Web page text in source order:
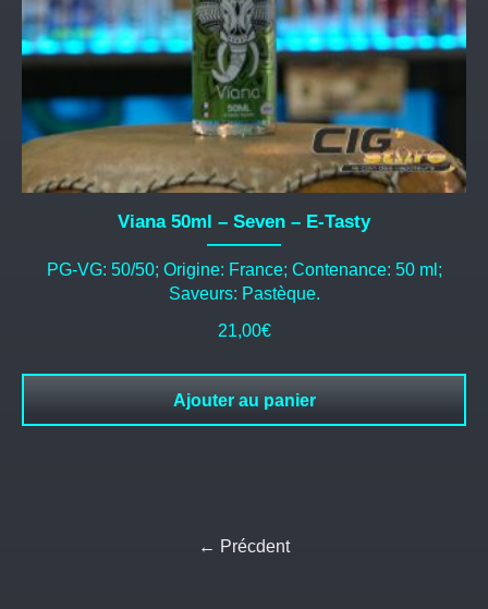
Viana 50ml – Seven – E-Tasty
PG-VG: 50/50; Origine: France; Contenance: 50 ml;
Saveurs: Pastèque.
21,00€
Ajouter au panier
← Précdent